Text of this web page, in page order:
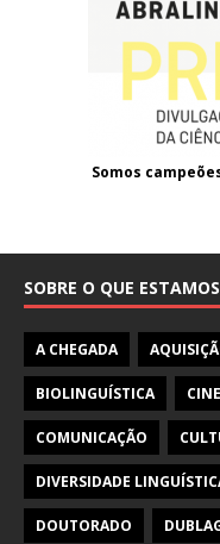
Somos
SOBRE O QUE
A CHEGADA
BIOLINGUÍSTICA
COMUNICAÇÃO
DIVERSIDADE
DOUTORADO